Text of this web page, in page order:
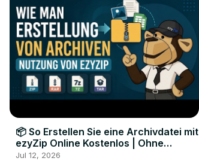
📦 So Erstellen Sie eine Archivdatei mit
ezyZip Online Kostenlos | Ohne
Softwareinstallation
Jul 12, 2026